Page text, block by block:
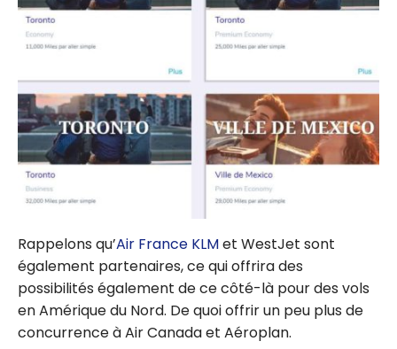
Rappelons qu’Air France KLMet WestJet sont
également partenaires, ce qui offrira des
possibilités également de ce côté-là pour des vols
en Amérique du Nord. De quoi offrir un peu plus de
concurrence à Air Canada et Aéroplan.